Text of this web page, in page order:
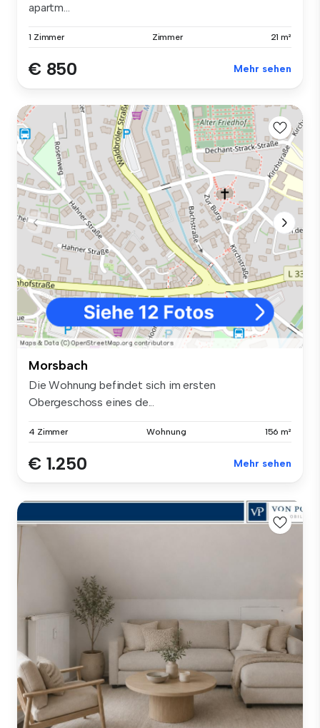
apartm...
1 Zimmer Zimmer 21 m²
€ 850 Mehr sehen
Morsbach
Die Wohnung befindet sich im ersten
Obergeschoss eines de...
4 Zimmer Wohnung 156 m²
€ 1.250 Mehr sehen